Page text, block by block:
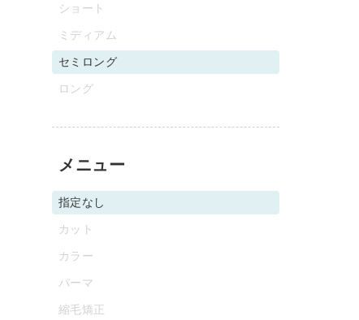
ショート
ミディアム
セミロング
ロング
メニュー
指定なし
カット
カラー
パーマ
縮毛矯正